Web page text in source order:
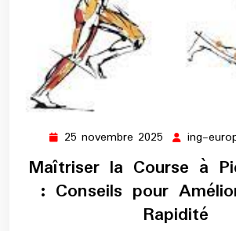
25 novembre 2025 25
novembre
2025
ing-
Maîtriser la Course à
: Conseils pour
Rapidité